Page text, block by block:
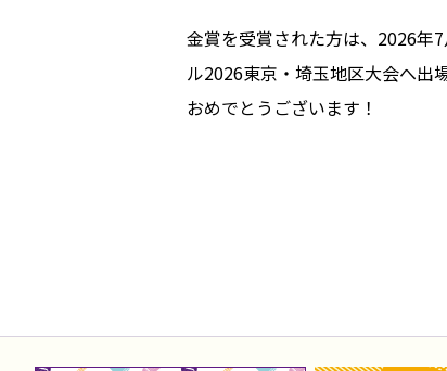
金賞を受賞された方は、2026年
ル2026東京・埼玉地区大会へ出
おめでとうございます！